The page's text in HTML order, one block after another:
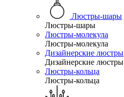
Люстры-шары
Люстры-шары
Люстры-молекула
Люстры-молекула
Дизайнерские люстры
Дизайнерские люстры
Люстры-кольца
Люстры-кольца